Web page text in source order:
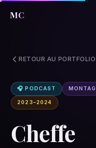
MC
RETOUR AU PORTFOLIO
🎧 PODCAST
2023–2024
Cheffe